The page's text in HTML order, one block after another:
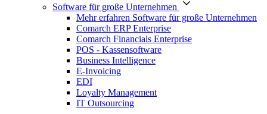
Software für große Unternehmen
Mehr erfahren Software für große Unternehmen
Comarch ERP Enterprise
Comarch Financials Enterprise
POS - Kassensoftware
Business Intelligence
E-Invoicing
EDI
Loyalty Management
IT Outsourcing